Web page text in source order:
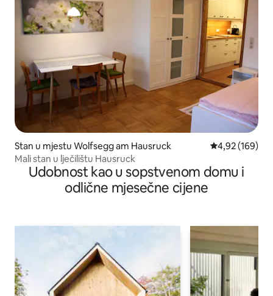
Stan u mjestu Wolfsegg am Hausruck prosječna
4,92 (169)
Mali stan u lječilištu Hausruck
Udobnost kao u sopstvenom domu i
odlične mjesečne cijene